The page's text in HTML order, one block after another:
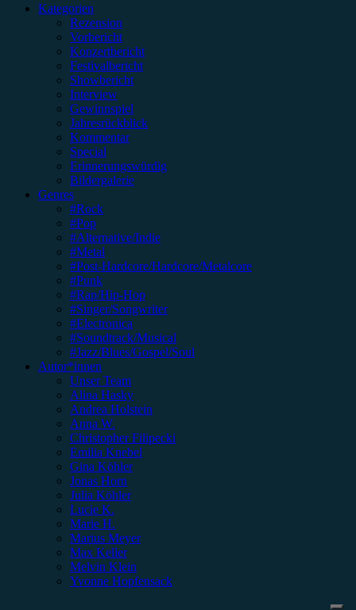
Kategorien
Rezension
Vorbericht
Konzertbericht
Festivalbericht
Showbericht
Interview
Gewinnspiel
Jahresrückblick
Kommentar
Special
Erinnerungswürdig
Bildergalerie
Genres
#Rock
#Pop
#Alternative/Indie
#Metal
#Post-Hardcore/Hardcore/Metalcore
#Punk
#Rap/Hip-Hop
#Singer/Songwriter
#Electronica
#Soundtrack/Musical
#Jazz/Blues/Gospel/Soul
Autor*innen
Unser Team
Alina Hasky
Andrea Holstein
Anna W.
Christopher Filipecki
Emilia Knebel
Gina Köhler
Jonas Horn
Julia Köhler
Lucie K.
Marie H.
Marius Meyer
Max Keller
Melvin Klein
Yvonne Hopfensack